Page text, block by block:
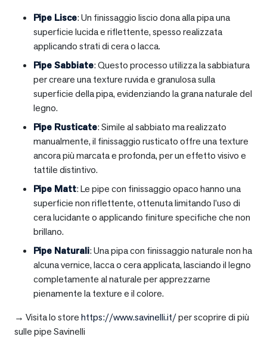
Pipe Lisce: Un finissaggio liscio dona alla pipa una
superficie lucida e riflettente, spesso realizzata
applicando strati di cera o lacca.
Pipe Sabbiate: Questo processo utilizza la sabbiatura
per creare una texture ruvida e granulosa sulla
superficie della pipa, evidenziando la grana naturale del
legno.
Pipe Rusticate: Simile al sabbiato ma realizzato
manualmente, il finissaggio rusticato offre una texture
ancora più marcata e profonda, per un effetto visivo e
tattile distintivo.
Pipe Matt: Le pipe con finissaggio opaco hanno una
superficie non riflettente, ottenuta limitando l’uso di
cera lucidante o applicando finiture specifiche che non
brillano.
Pipe Naturali: Una pipa con finissaggio naturale non ha
alcuna vernice, lacca o cera applicata, lasciando il legno
completamente al naturale per apprezzarne
pienamente la texture e il colore.
→ Visita lo storehttps://www.savinelli.it/per scoprire di più
sulle pipe Savinelli